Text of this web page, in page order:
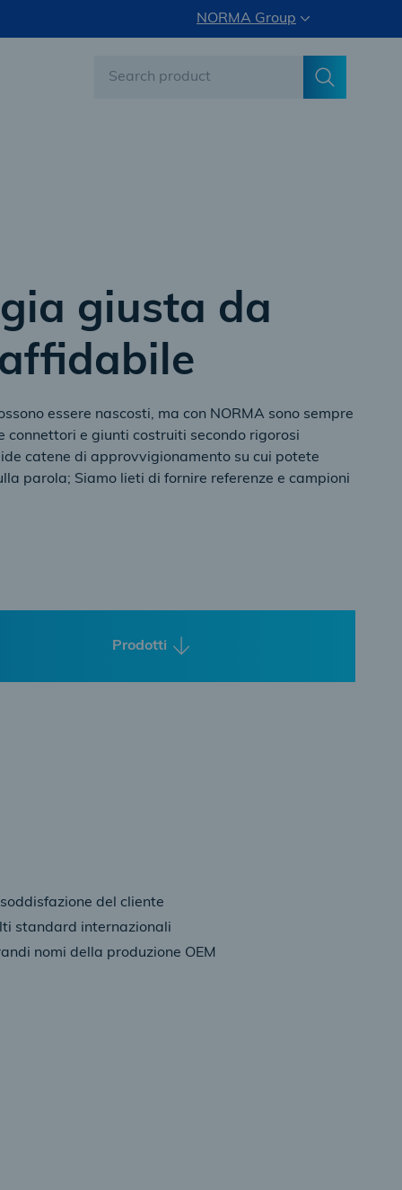
NORMA Group
giusta da
essere nascosti, ma con NORMA sono sempre
connettori e giunti costruiti secondo rigorosi
catene di approvvigionamento su cui potete
parola; Siamo lieti di fornire referenze e campioni
Prodotti
del cliente
standard internazionali
nomi della produzione OEM